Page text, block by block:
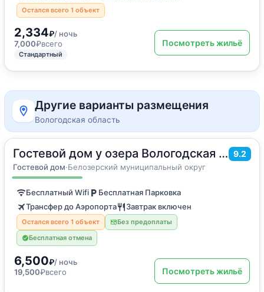
Остался всего 1 объект
2,334₽/ ночь
7,000₽всего
Стандартный
Посмотреть жильё
Другие варианты размещения
Вологодская область
Гостевой дом у озера Вологодская область 9.2
Гостевой дом·Белозерский муниципальный округ
55м2·до 6 гостей
Дом для отпуска
Бесплатный Wifi
Бесплатная Парковка
Трансфер до Аэропорта
Завтрак включен
Остался всего 1 объект
Без предоплаты
Бесплатная отмена
6,500₽/ ночь
19,500₽всего Посмотреть жильё